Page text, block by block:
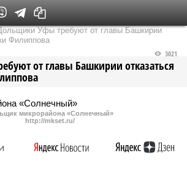
Версия в Башкирии
Уфы требуют от главы Башкирии
Филиппова
от главы Башкирии отказаться
3021
микрорайона «Солнечный»
http://mkset.ru/